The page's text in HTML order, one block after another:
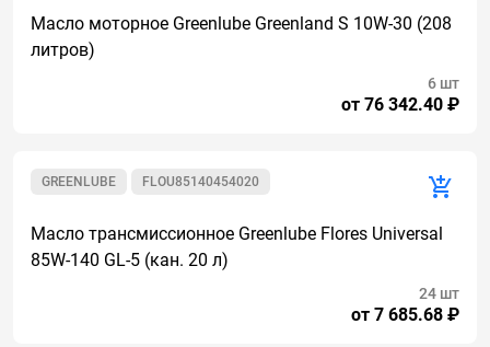
Масло моторное Greenlube Greenland S 10W-30 (208
литров)
от 76 342.40 ₽
6 шт
FLOU85140454020
GREENLUBE
Масло трансмиссионное Greenlube Flores Universal
85W-140 GL-5 (кан. 20 л)
от 7 685.68 ₽
24 шт